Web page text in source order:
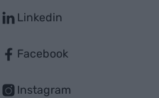
Linkedin
Facebook
Instagram